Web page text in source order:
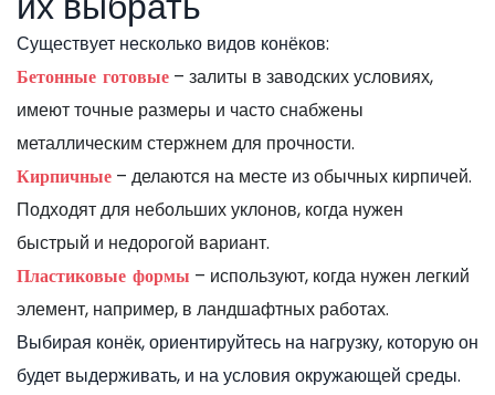
Существует несколько видов конёков:
Бетонные готовые – залиты в заводских условиях,
имеют точные размеры и часто снабжены
металлическим стержнем для прочности.
Кирпичные – делаются на месте из обычных кирпичей.
Подходят для небольших уклонов, когда нужен
быстрый и недорогой вариант.
Пластиковые формы – используют, когда нужен легкий
элемент, например, в ландшафтных работах.
Выбирая конёк, ориентируйтесь на нагрузку, которую он
будет выдерживать, и на условия окружающей среды.